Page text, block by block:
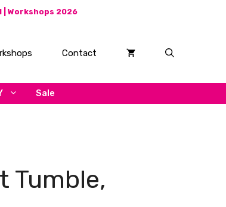
Workshops 2026
Contact
Sale
Tumble,